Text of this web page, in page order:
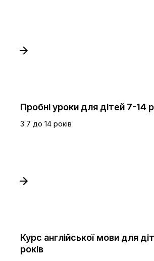
Пробні уроки для дітей 7-14
З 7 до 14 років
Курс англійської мови для
років